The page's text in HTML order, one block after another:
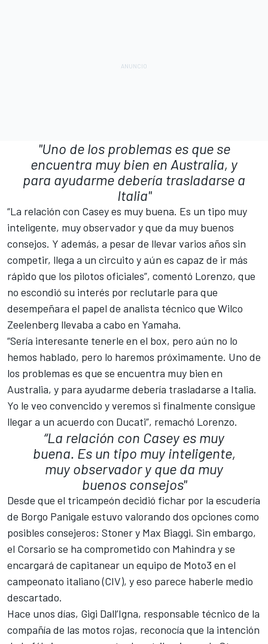
"Uno de los problemas es que se
encuentra muy bien en Australia, y
para ayudarme debería trasladarse a
Italia"
“La relación con Casey es muy buena. Es un tipo muy
inteligente, muy observador y que da muy buenos
consejos. Y además, a pesar de llevar varios años sin
competir, llega a un circuito y aún es capaz de ir más
rápido que los pilotos oficiales”, comentó Lorenzo, que
no escondió su interés por reclutarle para que
desempeñara el papel de analista técnico que Wilco
Zeelenberg llevaba a cabo en Yamaha.
“Sería interesante tenerle en el box, pero aún no lo
hemos hablado, pero lo haremos próximamente. Uno de
los problemas es que se encuentra muy bien en
Australia, y para ayudarme debería trasladarse a Italia.
Yo le veo convencido y veremos si finalmente consigue
llegar a un acuerdo con Ducati”, remachó Lorenzo.
“La relación con Casey es muy
buena. Es un tipo muy inteligente,
muy observador y que da muy
buenos consejos"
Desde que el tricampeón decidió fichar por la escudería
de Borgo Panigale estuvo valorando dos opciones como
posibles consejeros: Stoner y Max Biaggi. Sin embargo,
el Corsario se ha comprometido con Mahindra y se
encargará de capitanear un equipo de Moto3 en el
campeonato italiano (CIV), y eso parece haberle medio
descartado.
Hace unos días, Gigi Dall’Igna, responsable técnico de la
compañía de las motos rojas, reconocía que la intención